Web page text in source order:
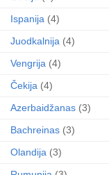
Ispanija (4)
Juodkalnija (4)
Vengrija (4)
Čekija (4)
Azerbaidžanas (3)
Bachreinas (3)
Olandija (3)